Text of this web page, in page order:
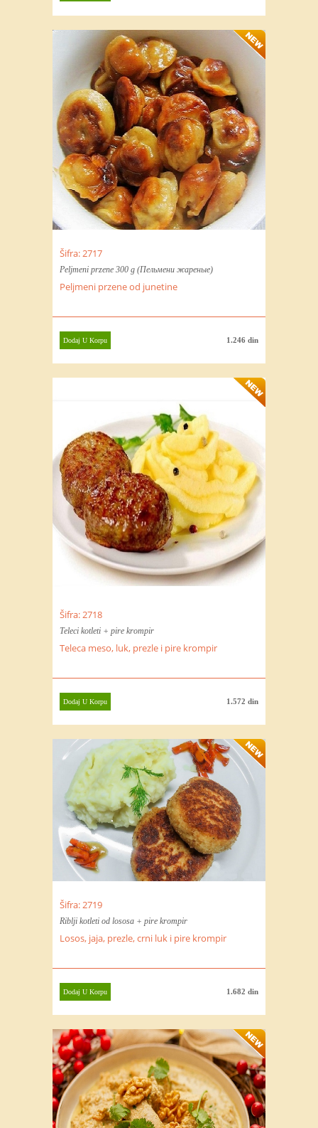
Šifra: 2717
Peljmeni przene 300 g (Пельмени жареные)
Peljmeni przene od junetine
1.246 din
Dodaj U Korpu
Šifra: 2718
Teleci kotleti + pire krompir
Teleca meso, luk, prezle i pire krompir
1.572 din
Dodaj U Korpu
Šifra: 2719
Riblji kotleti od lososa + pire krompir
Losos, jaja, prezle, crni luk i pire krompir
1.682 din
Dodaj U Korpu